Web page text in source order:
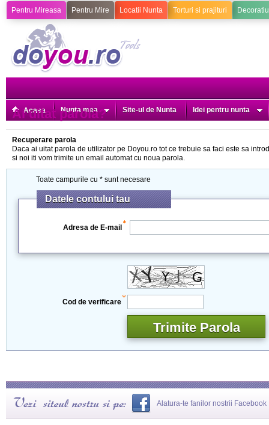
Pentru Mireasa Pentru Mire Locatii Nunta Torturi si prajituri
Acasa Nunta mea Site-ul de Nunta Idei pentru nunta
Ai uitat parola?
Recuperare parola
Daca ai uitat parola de utilizator pe Doyou.ro tot ce trebuie sa faci este sa
si noi iti vom trimite un email automat cu noua parola.
Toate campurile cu * sunt necesare
Datele contului tau
Adresa de E-mail
Cod de verificare
Alatura-te fanilor nostrii Facebook